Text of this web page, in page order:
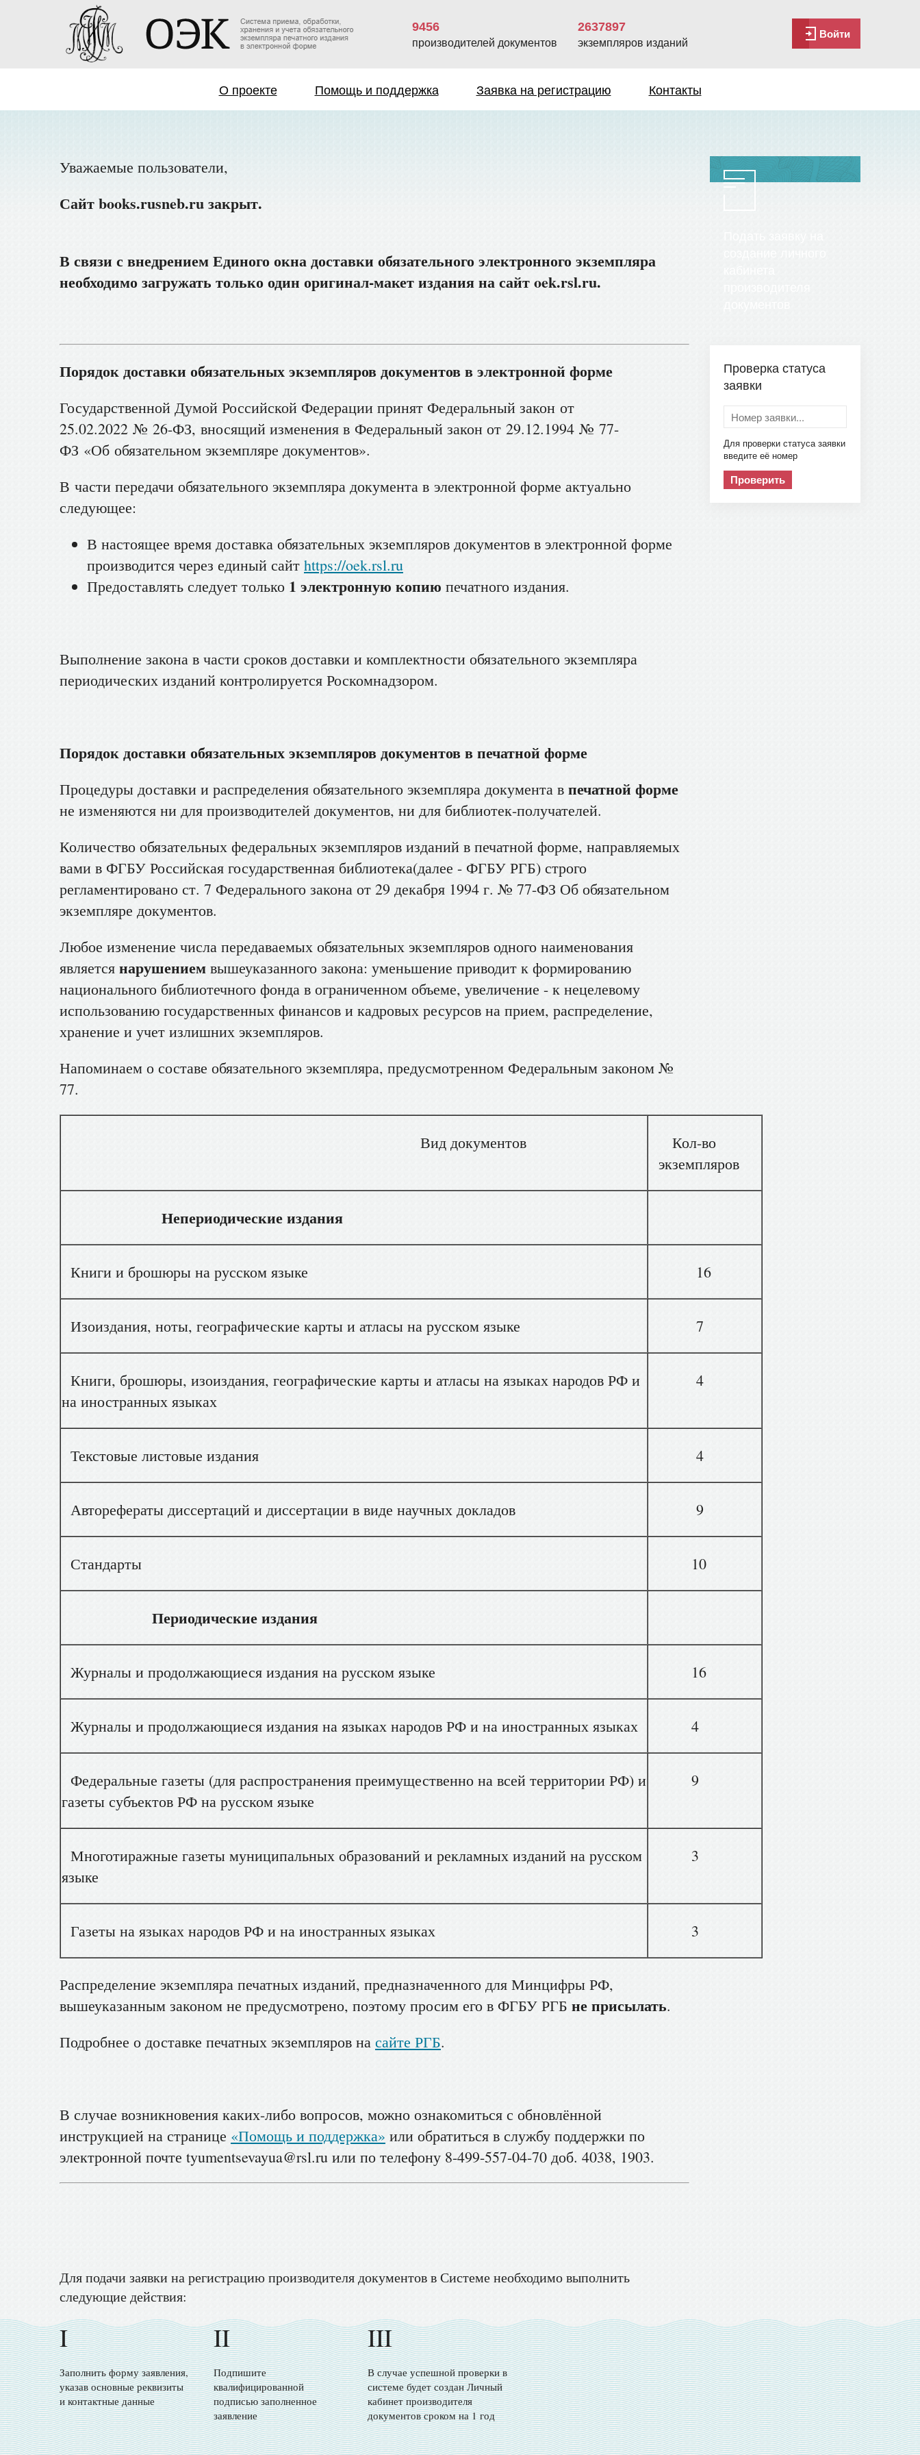
9456
производителей документов
2637897
экземпляров изданий
Войти
О проекте Помощь и поддержка Заявка на регистрацию Контакты
Проверка статуса
заявки
Для проверки статуса заявки
введите её номер
Проверить
Уважаемые пользователи,
Сайт books.rusneb.ru закрыт.
В связи с внедрением Единого окна доставки обязательного электронного экземпляра
необходимо загружать только один оригинал-макет издания на сайт oek.rsl.ru.
Порядок доставки обязательных экземпляров документов в электронной форме
Государственной Думой Российской Федерации принят Федеральный закон от
25.02.2022 № 26-ФЗ, вносящий изменения в Федеральный закон от 29.12.1994 № 77-
ФЗ «Об обязательном экземпляре документов».
В части передачи обязательного экземпляра документа в электронной форме актуально
следующее:
В настоящее время доставка обязательных экземпляров документов в электронной форме
производится через единый сайт https://oek.rsl.ru
Предоставлять следует только 1 электронную копию печатного издания.
Выполнение закона в части сроков доставки и комплектности обязательного экземпляра
периодических изданий контролируется Роскомнадзором.
Порядок доставки обязательных экземпляров документов в печатной форме
Процедуры доставки и распределения обязательного экземпляра документа в печатной форме
не изменяются ни для производителей документов, ни для библиотек-получателей.
Количество обязательных федеральных экземпляров изданий в печатной форме, направляемых
вами в ФГБУ Российская государственная библиотека(далее - ФГБУ РГБ) строго
регламентировано ст. 7 Федерального закона от 29 декабря 1994 г. № 77-ФЗ Об обязательном
экземпляре документов.
Любое изменение числа передаваемых обязательных экземпляров одного наименования
является нарушением вышеуказанного закона: уменьшение приводит к формированию
национального библиотечного фонда в ограниченном объеме, увеличение - к нецелевому
использованию государственных финансов и кадровых ресурсов на прием, распределение,
хранение и учет излишних экземпляров.
Напоминаем о составе обязательного экземпляра, предусмотренном Федеральным законом №
77.
Вид документов
Кол-во
экземпляров
Непериодические издания
Книги и брошюры на русском языке 16
Изоиздания, ноты, географические карты и атласы на русском языке 7
Книги, брошюры, изоиздания, географические карты и атласы на языках народов РФ и
на иностранных языках
4
Текстовые листовые издания 4
Авторефераты диссертаций и диссертации в виде научных докладов 9
Стандарты 10
Периодические издания
Журналы и продолжающиеся издания на русском языке 16
Журналы и продолжающиеся издания на языках народов РФ и на иностранных языках 4
Федеральные газеты (для распространения преимущественно на всей территории РФ) и
газеты субъектов РФ на русском языке
9
Многотиражные газеты муниципальных образований и рекламных изданий на русском
языке
3
Газеты на языках народов РФ и на иностранных языках 3
Распределение экземпляра печатных изданий, предназначенного для Минцифры РФ,
вышеуказанным законом не предусмотрено, поэтому просим его в ФГБУ РГБ не присылать.
Подробнее о доставке печатных экземпляров на сайте РГБ.
В случае возникновения каких-либо вопросов, можно ознакомиться с обновлённой
инструкцией на странице «Помощь и поддержка» или обратиться в службу поддержки по
электронной почте tyumentsevayua@rsl.ru или по телефону 8-499-557-04-70 доб. 4038, 1903.
Для подачи заявки на регистрацию производителя документов в Системе необходимо выполнить
следующие действия:
I
Заполнить форму заявления,
указав основные реквизиты
и контактные данные
II
Подпишите
квалифицированной
подписью заполненное
заявление
III
В случае успешной проверки в
системе будет создан Личный
кабинет производителя
документов сроком на 1 год